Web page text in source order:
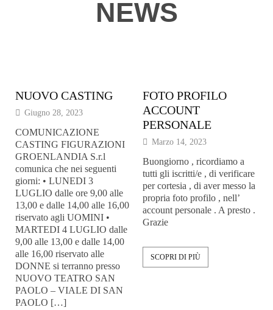
NEWS
NUOVO CASTING
Giugno 28, 2023
COMUNICAZIONE
CASTING FIGURAZIONI
GROENLANDIA S.r.l
comunica che nei seguenti
giorni: • LUNEDI 3
LUGLIO dalle ore 9,00 alle
13,00 e dalle 14,00 alle 16,00
riservato agli UOMINI •
MARTEDI 4 LUGLIO dalle
9,00 alle 13,00 e dalle 14,00
alle 16,00 riservato alle
DONNE si terranno presso
NUOVO TEATRO SAN
PAOLO – VIALE DI SAN
PAOLO […]
FOTO PROFILO
ACCOUNT
PERSONALE
Marzo 14, 2023
Buongiorno , ricordiamo a
tutti gli iscritti/e , di verificare
per cortesia , di aver messo la
propria foto profilo , nell’
account personale . A presto .
Grazie
SCOPRI DI PIÙ